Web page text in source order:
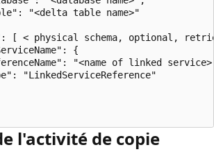
"<delta table name>"
[ < physical schema, optional,
{
"<name of linked
"LinkedServiceReference"
l'activité de copie